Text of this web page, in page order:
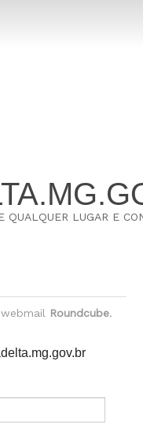
QUALQUER LUGAR E
Roundcube.